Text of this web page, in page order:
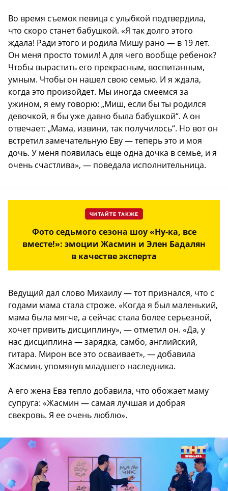
Во время съемок певица с улыбкой подтвердила,
что скоро станет бабушкой. «Я так долго этого
ждала! Ради этого и родила Мишу рано — в 19 лет.
Он меня просто томил! А для чего вообще ребенок?
Чтобы вырастить его прекрасным, воспитанным,
умным. Чтобы он нашел свою семью. И я ждала,
когда это произойдет. Мы иногда смеемся за
ужином, я ему говорю: „Миш, если бы ты родился
девочкой, я бы уже давно была бабушкой“. А он
отвечает: „Мама, извини, так получилось“. Но вот он
встретил замечательную Еву — теперь это и моя
дочь. У меня появилась еще одна дочка в семье, и я
очень счастлива», — поведала исполнительница.
ЧИТАЙТЕ ТАКЖЕ
Фото седьмого сезона шоу «Ну-ка, все
вместе!»: эмоции Жасмин и Элен Бадалян
в качестве эксперта
Ведущий дал слово Михаилу — тот признался, что с
годами мама стала строже. «Когда я был маленький,
мама была мягче, а сейчас стала более серьезной,
хочет привить дисциплину», — отметил он. «Да, у
нас дисциплина — зарядка, самбо, английский,
гитара. Мирон все это осваивает», — добавила
Жасмин, упомянув младшего наследника.
А его жена Ева тепло добавила, что обожает маму
супруга: «Жасмин — самая лучшая и добрая
свекровь. Я ее очень люблю».